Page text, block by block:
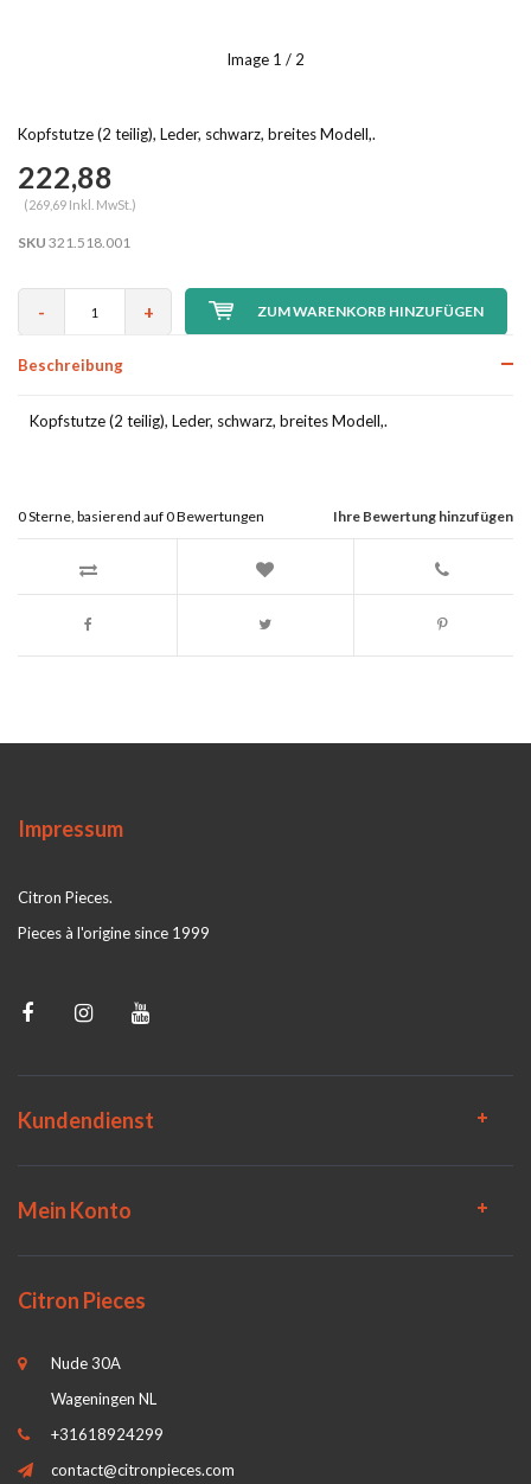
Image 1 / 2
Kopfstutze (2 teilig), Leder, schwarz, breites Modell,.
222,88
(269,69 Inkl. MwSt.)
SKU 321.518.001
- + ZUM WARENKORB HINZUFÜGEN
Beschreibung
Kopfstutze (2 teilig), Leder, schwarz, breites Modell,.
Ihre Bewertung hinzufügen
0Sterne, basierend auf0Bewertungen
Impressum
Citron Pieces.
Pieces à l'origine since 1999
Kundendienst
Mein Konto
Citron Pieces
Nude 30A
Wageningen NL
+31618924299
contact@citronpieces.com